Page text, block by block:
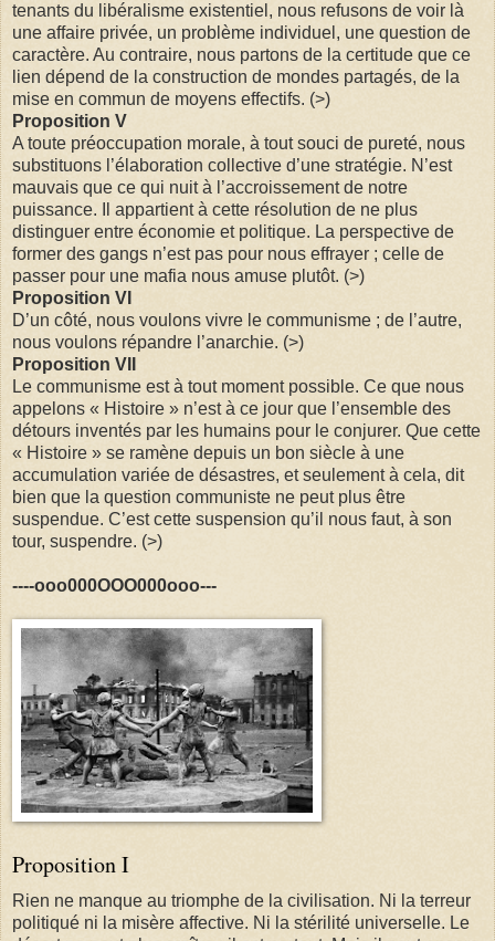
tenants du libéralisme existentiel, nous refusons de voir là
une affaire privée, un problème individuel, une question de
caractère. Au contraire, nous partons de la certitude que ce
lien dépend de la construction de mondes partagés, de la
mise en commun de moyens effectifs. (>)
Proposition V
A toute préoccupation morale, à tout souci de pureté, nous
substituons l’élaboration collective d’une stratégie. N’est
mauvais que ce qui nuit à l’accroissement de notre
puissance. Il appartient à cette résolution de ne plus
distinguer entre économie et politique. La perspective de
former des gangs n’est pas pour nous effrayer ; celle de
passer pour une mafia nous amuse plutôt. (>)
Proposition VI
D’un côté, nous voulons vivre le communisme ; de l’autre,
nous voulons répandre l’anarchie. (>)
Proposition VII
Le communisme est à tout moment possible. Ce que nous
appelons « Histoire » n’est à ce jour que l’ensemble des
détours inventés par les humains pour le conjurer. Que cette
« Histoire » se ramène depuis un bon siècle à une
accumulation variée de désastres, et seulement à cela, dit
bien que la question communiste ne peut plus être
suspendue. C’est cette suspension qu’il nous faut, à son
tour, suspendre. (>)
----ooo000OOO000ooo---
Proposition I
Rien ne manque au triomphe de la civilisation. Ni la terreur
politiqué ni la misère affective. Ni la stérilité universelle. Le